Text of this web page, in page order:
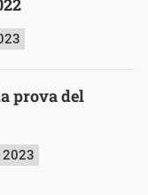
prova del
2023